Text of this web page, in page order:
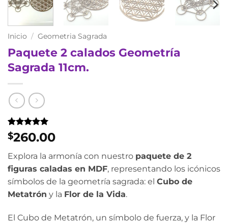
Inicio / Geometria Sagrada
Paquete 2 calados Geometría
Sagrada 11cm.
Valorado
con5de 5
1
valoración
de un
cliente
$260.00
Explora la armonía con nuestro paquete de 2
figuras caladas en MDF, representando los icónicos
símbolos de la geometría sagrada: el Cubo de
Metatrón y la Flor de la Vida.
El Cubo de Metatrón, un símbolo de fuerza, y la Flor